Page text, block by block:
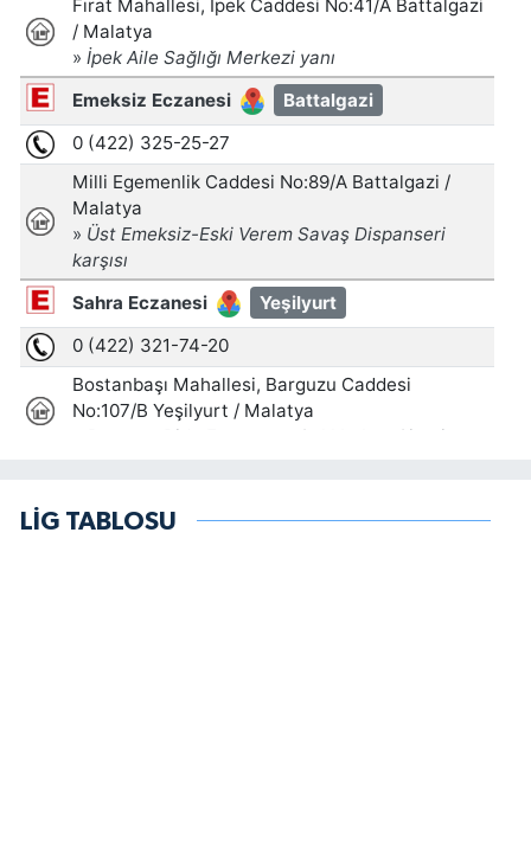
LİG TABLOSU